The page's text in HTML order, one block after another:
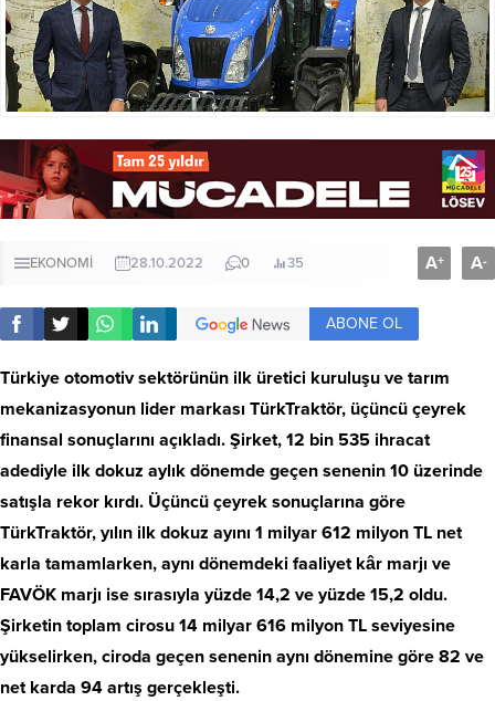
EKONOMİ 28.10.2022 0 35 A+ A-
ABONE OL
Türkiye otomotiv sektörünün ilk üretici kuruluşu ve tarım
mekanizasyonun lider markası TürkTraktör, üçüncü çeyrek
finansal sonuçlarını açıkladı. Şirket, 12 bin 535 ihracat
adediyle ilk dokuz aylık dönemde geçen senenin 10 üzerinde
satışla rekor kırdı. Üçüncü çeyrek sonuçlarına göre
TürkTraktör, yılın ilk dokuz ayını 1 milyar 612 milyon TL net
karla tamamlarken, aynı dönemdeki faaliyet kâr marjı ve
FAVÖK marjı ise sırasıyla yüzde 14,2 ve yüzde 15,2 oldu.
Şirketin toplam cirosu 14 milyar 616 milyon TL seviyesine
yükselirken, ciroda geçen senenin aynı dönemine göre 82 ve
net karda 94 artış gerçekleşti.